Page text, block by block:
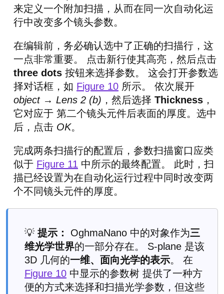
来定义一个附加扫描，从而在同一次自动化运
行中改变多个镜头参数。
在编辑前，务必确认选中了正确的扫描行，这
一点非常重要。 点击新行使其高亮，然后点击
three dots 按钮来选择参数。 这会打开参数选
择对话框，如 Figure 10 所示。 依次展开
object→ Lens 2 (b) ，然后选择 Thickness ，
它对应于 第二个镜头元件后表面的厚度。选中
后，点击 OK。
完成两条扫描行的配置后，参数扫描窗口应类
似于 Figure 11 中所示的最终配置。 此时，扫
描已经设置为在自动化运行过程中同时改变两
个不同镜头元件的厚度。
💡 提示： OghmaNano 中的对象作为三
维光学世界的一部分存在。 S-plane 是该
3D 几何的一维、面向光学的表示。 在
Figure 10 中显示的参数树 提供了一种方
便的方式来选择和扫描光学参数，但这些